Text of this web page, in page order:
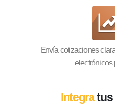
Envía cotizaciones
electrónicos
Integratus